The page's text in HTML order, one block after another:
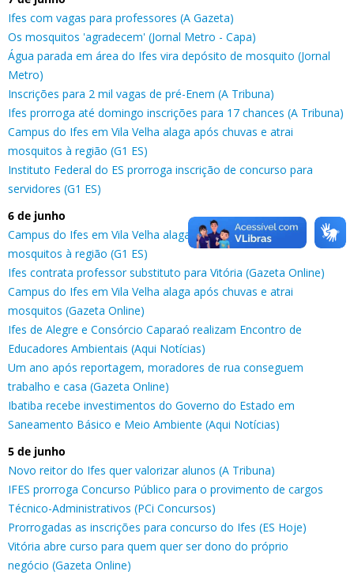
Ifes com vagas para professores (A Gazeta)
Os mosquitos 'agradecem' (Jornal Metro - Capa)
Água parada em área do Ifes vira depósito de mosquito (Jornal
Metro)
Inscrições para 2 mil vagas de pré-Enem (A Tribuna)
Ifes prorroga até domingo inscrições para 17 chances (A Tribuna)
Campus do Ifes em Vila Velha alaga após chuvas e atrai
mosquitos à região (G1 ES)
Instituto Federal do ES prorroga inscrição de concurso para
servidores (G1 ES)
6 de junho
Campus do Ifes em Vila Velha alaga após chuvas e atrai
mosquitos à região (G1 ES)
Ifes contrata professor substituto para Vitória (Gazeta Online)
Campus do Ifes em Vila Velha alaga após chuvas e atrai
mosquitos (Gazeta Online)
Ifes de Alegre e Consórcio Caparaó realizam Encontro de
Educadores Ambientais (Aqui Notícias)
Um ano após reportagem, moradores de rua conseguem
trabalho e casa (Gazeta Online)
Ibatiba recebe investimentos do Governo do Estado em
Saneamento Básico e Meio Ambiente (Aqui Notícias)
5 de junho
Novo reitor do Ifes quer valorizar alunos (A Tribuna)
IFES prorroga Concurso Público para o provimento de cargos
Técnico-Administrativos (PCi Concursos)
Prorrogadas as inscrições para concurso do Ifes (ES Hoje)
Vitória abre curso para quem quer ser dono do próprio
negócio (Gazeta Online)